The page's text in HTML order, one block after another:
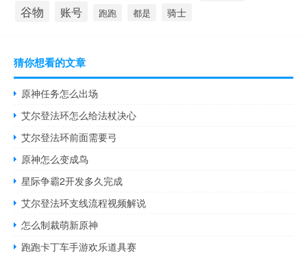
谷物 账号 跑跑 都是 骑士
猜你想看的文章
原神任务怎么出场
艾尔登法环怎么给法杖决心
艾尔登法环前面需要弓
原神怎么变成鸟
星际争霸2开发多久完成
艾尔登法环支线流程视频解说
怎么制裁萌新原神
跑跑卡丁车手游欢乐道具赛